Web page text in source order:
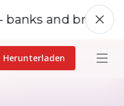
brokers.
Herunterladen